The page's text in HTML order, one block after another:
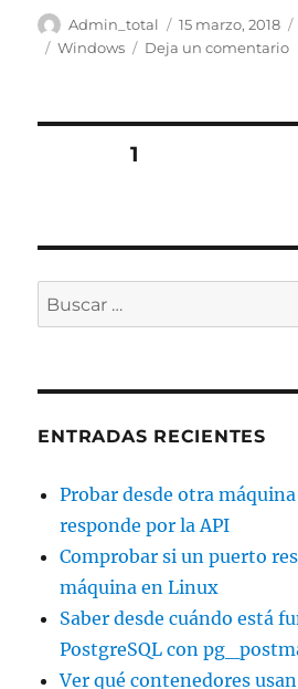
Autor
Admin_total
Publicado
el
15 marzo, 2018
Etiquetas
Windows Deja un comentarioen
Paginación
entradas
PÁGINA1
Buscar
por:
ENTRADAS RECIENTES
Probar desde otra
responde por la API
Comprobar si un puerto
máquina en Linux
Saber desde cuándo está
PostgreSQL con
Ver qué contenedores